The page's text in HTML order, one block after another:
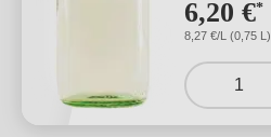
6,20 €*
8,27 €/L (0,75 L)
1